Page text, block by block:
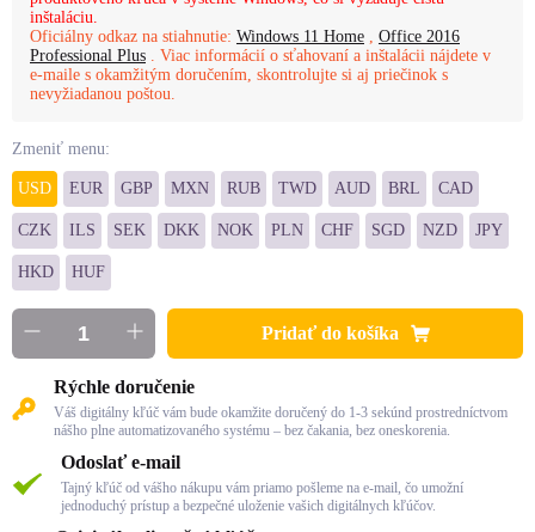
inštaláciu.
Oficiálny odkaz na stiahnutie: Windows 11 Home , Office 2016
Professional Plus . Viac informácií o sťahovaní a inštalácii nájdete v
e-maile s okamžitým doručením, skontrolujte si aj priečinok s
nevyžiadanou poštou.
Zmeniť menu:
USD EUR GBP MXN RUB TWD AUD BRL CAD
CZK ILS SEK DKK NOK PLN CHF SGD NZD JPY
HKD HUF
Pridať do košíka
Rýchle doručenie
Váš digitálny kľúč vám bude okamžite doručený do 1-3 sekúnd prostredníctvom
nášho plne automatizovaného systému – bez čakania, bez oneskorenia.
Odoslať e-mail
Tajný kľúč od vášho nákupu vám priamo pošleme na e-mail, čo umožní
jednoduchý prístup a bezpečné uloženie vašich digitálnych kľúčov.